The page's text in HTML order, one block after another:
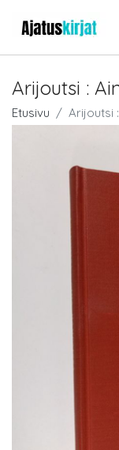
Arijoutsi :
Etusivu Arijoutsi